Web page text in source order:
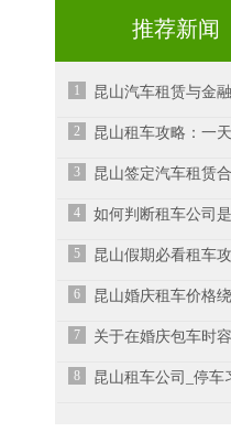
推荐新闻
1 昆山汽车租赁与金
2
3
4
5
6
7
8